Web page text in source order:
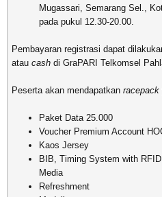
Mugassari, Semarang Sel.,
pada pukul 12.30-20.00.
Pembayaran registrasi dapat
atau cash di GraPARI Telkomsel
Peserta akan mendapatkan racepack
Paket Data 25.000
Voucher Premium Account
Kaos Jersey
BIB, Timing System with
Media
Refreshment